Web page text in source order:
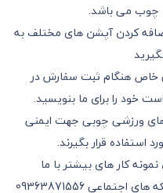
چوب می باشد.
کردن آپشن های مختلف به
خاص هنگام ثبت سفارش در
خود را برای ما بنویسید.
ورزشی چوبی جهت ایمنی
استفاده قرار بگیرند.
کار های بیشتر با ما
09363871556